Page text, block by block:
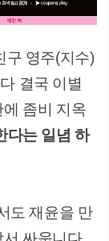
구 영주(지수)
결국 이별
좀비 지옥
다는 일념 하
도 재윤을 만